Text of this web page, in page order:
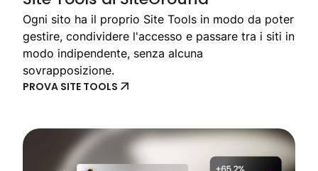
Ogni sito ha il proprio Site Tools in modo da poter
gestire, condividere l'accesso e passare tra i siti in
modo indipendente, senza alcuna
sovrapposizione.
PROVA SITE TOOLS